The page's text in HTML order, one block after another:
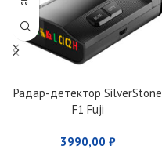
Радар-детектор SilverStone
F1 Fuji
3990,00 ₽